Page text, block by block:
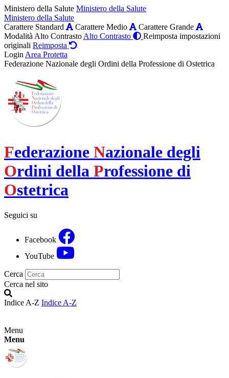
Ministero della Salute Ministero della Salute
Ministero della Salute
Carattere Standard
Carattere Medio
Carattere Grande
Modalità Alto Contrasto Alto Contrasto
Reimposta impostazioni
originali Reimposta
Login Area Protetta
Federazione Nazionale degli Ordini della Professione di Ostetrica
Federazione Nazionale degli
Ordini della Professione di
Ostetrica
Seguici su
Facebook
YouTube
Cerca
Cerca nel sito
Indice A-Z Indice A-Z
Menu
Menu